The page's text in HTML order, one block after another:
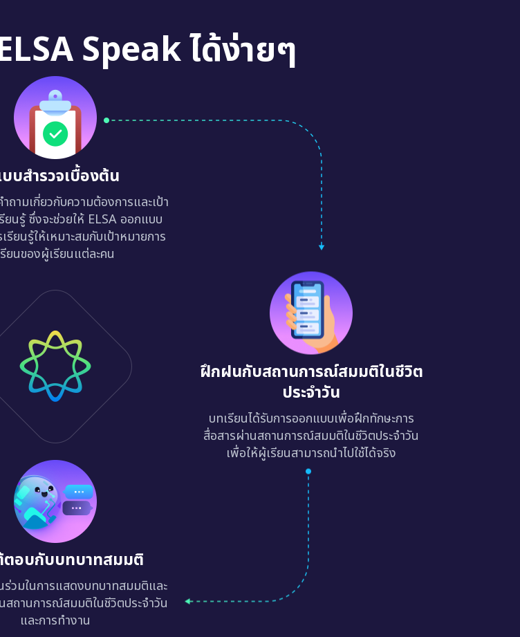
Speak ได้ง่ายๆ
บสำรวจเบื้องต้น
ถามเกี่ยวกับความต้องการและเป้า
ยนรู้ ซึ่งจะช่วยให้ ELSA ออกแบบ
รียนรู้ให้เหมาะสมกับเป้าหมายการ
รียนของผู้เรียนแต่ละคน
ฝึกฝนกับสถานการณ์สมมติในชีวิต
ประจำวัน
บทเรียนได้รับการออกแบบเพื่อฝึกทักษะการ
สื่อสารผ่านสถานการณ์สมมติในชีวิตประจำวัน
เพื่อให้ผู้เรียนสามารถนำไปใช้ได้จริง
ตอบกับบทบาทสมมติ
ร่วมในการแสดงบทบาทสมมติและ
สถานการณ์สมมติในชีวิตประจำวัน
และการทำงาน